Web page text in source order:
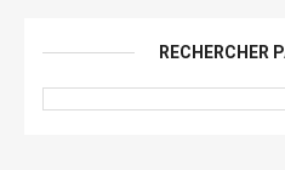
RECHERCHER